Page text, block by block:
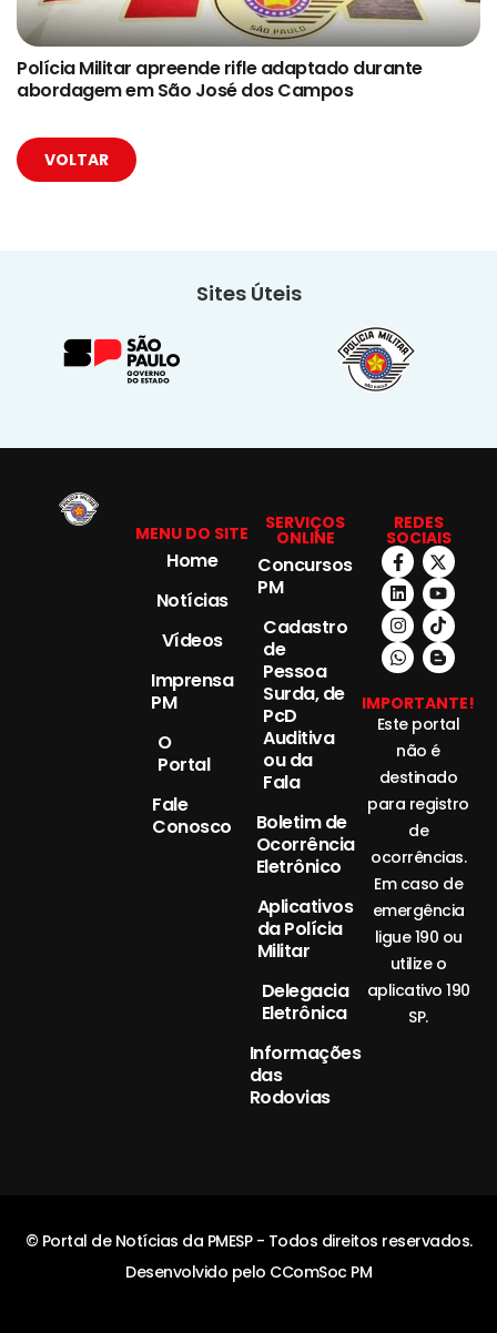
Polícia Militar apreende rifle adaptado durante
abordagem em São José dos Campos
VOLTAR
Sites Úteis
MENU DO SITE
Home
Notícias
Vídeos
Imprensa
PM
O
Portal
Fale
Conosco
SERVIÇOS
ONLINE
Concursos
PM
Cadastro
de
Pessoa
Surda, de
PcD
Auditiva
ou da
Fala
Boletim de
Ocorrência
Eletrônico
Aplicativos
da Polícia
Militar
Delegacia
Eletrônica
Informações
das
Rodovias
REDES
SOCIAIS
IMPORTANTE!
Este portal
não é
destinado
para registro
de
ocorrências.
Em caso de
emergência
ligue 190 ou
utilize o
aplicativo 190
SP.
© Portal de Notícias da PMESP - Todos direitos reservados.
Desenvolvido pelo CComSoc PM